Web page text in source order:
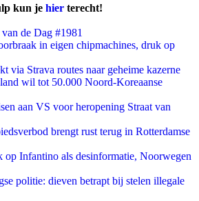
kun je hier terecht!
de Dag #1981
in eigen chipmachines, druk op
via Strava routes naar geheime kazerne
wil tot 50.000 Noord-Koreaanse
aan VS voor heropening Straat van
brengt rust terug in Rotterdamse
op Infantino als desinformatie, Noorwegen
politie: dieven betrapt bij stelen illegale